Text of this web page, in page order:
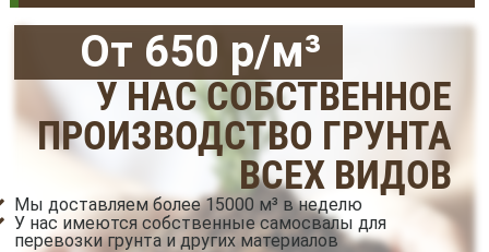
От 650 р/м³
У НАС СОБСТВЕННОЕ
ПРОИЗВОДСТВО ГРУНТА
ВСЕХ ВИДОВ
Мы доставляем более 15000 м³ в неделю
У нас имеются собственные самосвалы для
перевозки грунта и других материалов